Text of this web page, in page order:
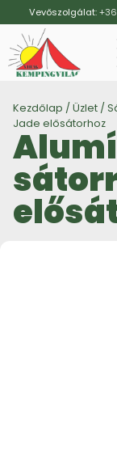
Vevőszolgálat:+36
Kezdőlap / Üzlet /
Jade elősátorhoz